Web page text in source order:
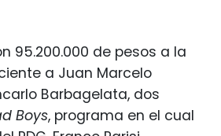
95.200.000 de pesos a la
a Juan Marcelo
Barbagelata, dos
Boys, programa en el cual